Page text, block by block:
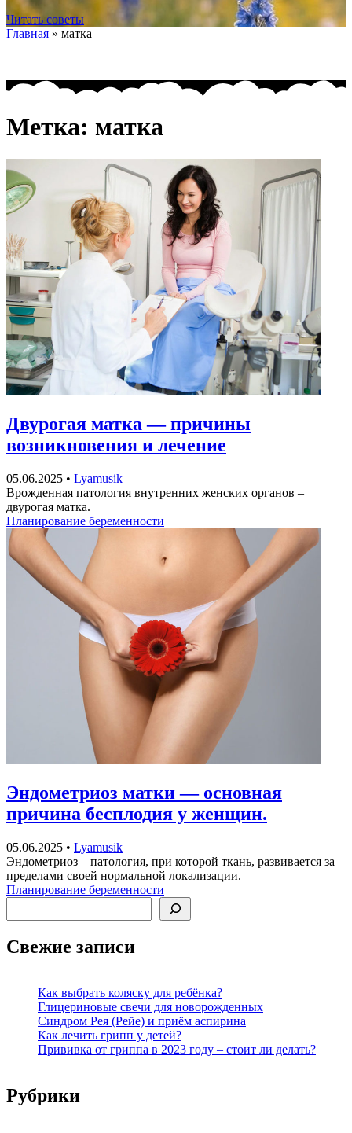
Читать советы
Главная » матка
Метка: матка
Двурогая матка — причины
возникновения и лечение
05.06.2025 • Lyamusik
Врожденная патология внутренних женских органов –
двурогая матка.
Планирование беременности
Эндометриоз матки — основная
причина бесплодия у женщин.
05.06.2025 • Lyamusik
Эндометриоз – патология, при которой ткань, развивается за
пределами своей нормальной локализации.
Планирование беременности
Свежие записи
Как выбрать коляску для ребёнка?
Глицериновые свечи для новорожденных
Синдром Рея (Рейе) и приём аспирина
Как лечить грипп у детей?
Прививка от гриппа в 2023 году – стоит ли делать?
Рубрики